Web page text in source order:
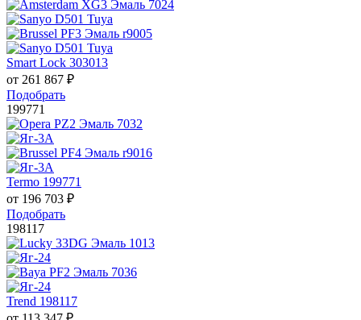
Smart Lock 303013
от 261 867 ₽
Подобрать
199771
Termo 199771
от 196 703 ₽
Подобрать
198117
Trend 198117